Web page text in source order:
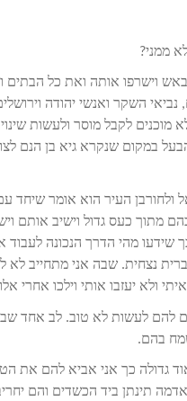
ממני?
וישרפו אותה ואת כל הבתים
השקר ואנשי יהודה
לקבל מוסר ולעשות
במקום שנקרא גיא בן הנם
העיר הוא אומר שיחד
כעס גדול וישיב אותם
מהי הדרך הנכונה לעבוד
נצחית. שבה אני מתחייב לא
ולא יעזבו אותי וילכו אחרי
לעשות לא טוב. לב אחד שבו
בהם.
גדולה כך אני אביא להם את
תינתן ביד הכשדים והם